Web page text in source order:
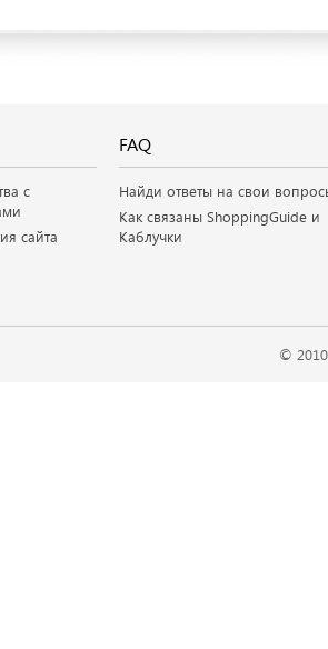
с
сайта
FAQ
Найди ответы на свои
Как связаны ShoppingGuide и
Каблучки
©